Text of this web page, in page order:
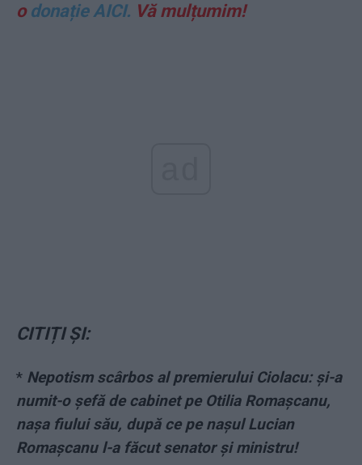
o donație AICI. Vă mulțumim!
CITIȚI ȘI:
* Nepotism scârbos al premierului Ciolacu: și-a
numit-o șefă de cabinet pe Otilia Romașcanu,
nașa fiului său, după ce pe nașul Lucian
Romașcanu l-a făcut senator și ministru!